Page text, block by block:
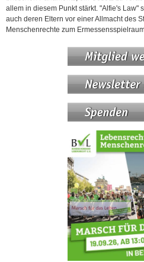
allem in diesem Punkt stärkt. "Alfie's Law"
auch deren Eltern vor einer Allmacht des
Menschenrechte zum